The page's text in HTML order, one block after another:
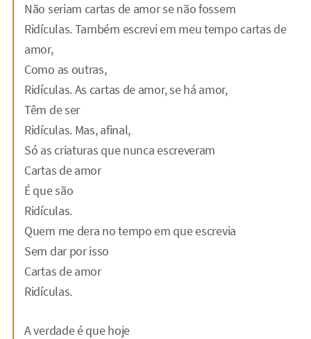
Não seriam cartas de amor se não fossem
Ridículas. Também escrevi em meu tempo cartas de
amor,
Como as outras,
Ridículas. As cartas de amor, se há amor,
Têm de ser
Ridículas. Mas, afinal,
Só as criaturas que nunca escreveram
Cartas de amor
É que são
Ridículas.
Quem me dera no tempo em que escrevia
Sem dar por isso
Cartas de amor
Ridículas.
A verdade é que hoje